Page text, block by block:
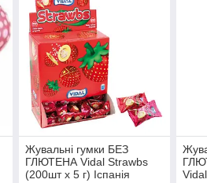
Жувальні гумки БЕЗ
ГЛЮТЕНА Vidal Strawbs
(200шт х 5 г) Іспанія